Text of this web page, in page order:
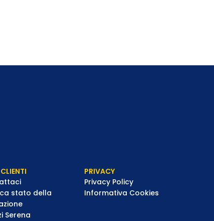
stato della
Serena
PRIVACY
Privacy Policy
Informativa Cookies